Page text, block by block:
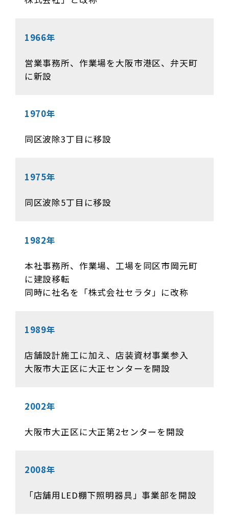
1966年
営業事務所、作業場を大阪市港区、弁天町
に新設
1970年
同区波除3丁目に移設
1975年
同区波除5丁目に移設
1982年
本社事務所、作業場、工場を同区市岡元町
に建設移転
同時に社名を「株式会社セラタ」に改称
1989年
店舗設計施工に加え、店装資材事業参入
大阪市大正区に大正センターを開設
2002年
大阪市大正区に大正第2センターを開設
2008年
「店舗用LED棚下照明器具」事業部を開設